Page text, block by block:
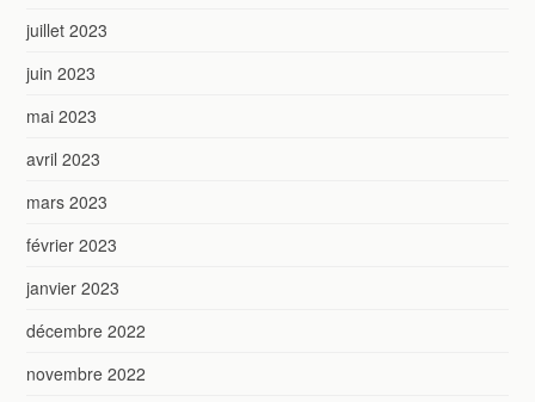
juillet 2023
juin 2023
mai 2023
avril 2023
mars 2023
février 2023
janvier 2023
décembre 2022
novembre 2022